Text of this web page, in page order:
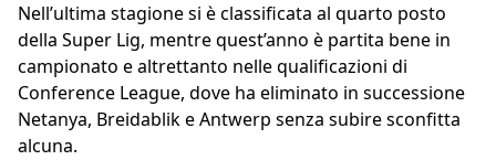
Nell’ultima stagione si è classificata al quarto posto
della Super Lig, mentre quest’anno è partita bene in
campionato e altrettanto nelle qualificazioni di
Conference League, dove ha eliminato in successione
Netanya, Breidablik e Antwerp senza subire sconfitta
alcuna.